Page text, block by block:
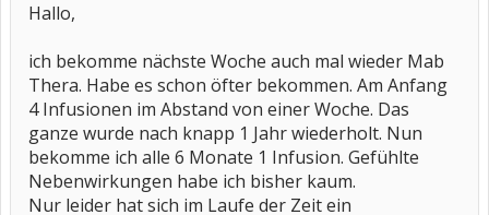
Hallo,
ich bekomme nächste Woche auch mal wieder Mab
Thera. Habe es schon öfter bekommen. Am Anfang
4 Infusionen im Abstand von einer Woche. Das
ganze wurde nach knapp 1 Jahr wiederholt. Nun
bekomme ich alle 6 Monate 1 Infusion. Gefühlte
Nebenwirkungen habe ich bisher kaum.
Nur leider hat sich im Laufe der Zeit ein